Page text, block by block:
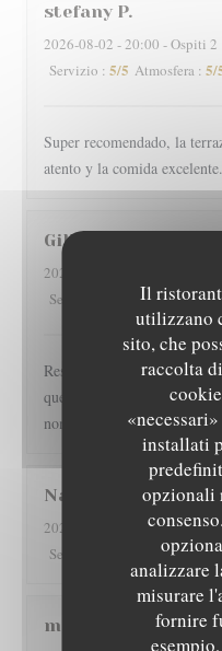
Il
utilizzano
sito, che
raccolta
installati
opzionali
analizzare
misurare
fornire
stefany P
2026-08-02 - 20:00 - Ospiti 2
Servizio : 5/5 Atmosfera : 5/
Super recomendado, la
atento y la comida
Gilles
2026-08-01
Servizio
Atmosfera:3/
Restaurant l épicurien est
que les clients soient
non fumeurs Pas de
Nathan
2026-08-01
- 19:30 - Ospiti 2
Servizio
Atmosfera:4/
martine